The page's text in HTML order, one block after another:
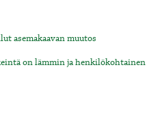
asemakaavan muutos
on lämmin ja